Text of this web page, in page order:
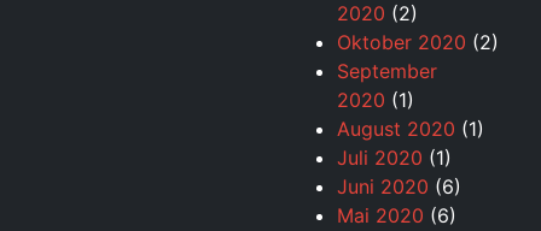
2020 (2)
Oktober 2020 (2)
September
2020 (1)
August 2020 (1)
Juli 2020 (1)
Juni 2020 (6)
Mai 2020 (6)